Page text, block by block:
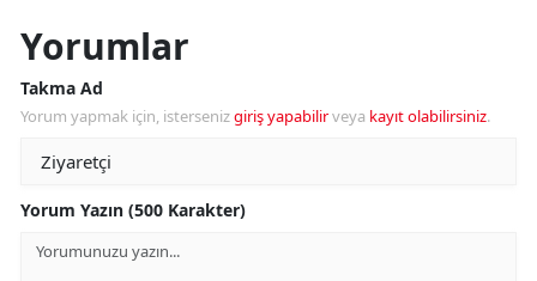
Yorumlar
Takma Ad
Yorum yapmak için, istersenizgiriş yapabilirveya kayıt olabilirsiniz.
Yorum Yazın (500 Karakter)